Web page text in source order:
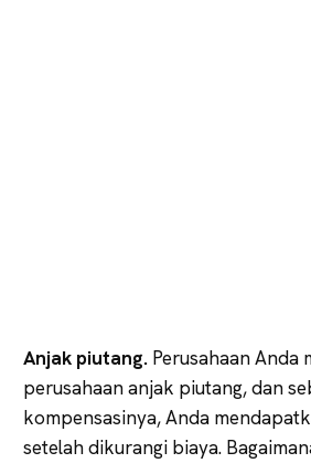
Anjak piutang. Perusahaan Anda
perusahaan anjak piutang, dan
kompensasinya, Anda
setelah dikurangi biaya.